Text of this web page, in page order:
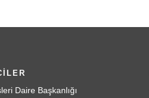
Daire Başkanlığı